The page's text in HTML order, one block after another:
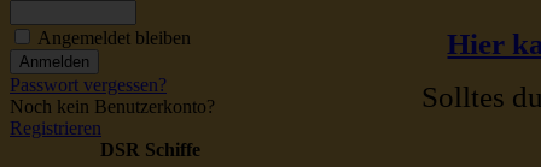
Angemeldet bleiben
Passwort vergessen?
Noch kein Benutzerkonto?
Registrieren
DSR Schiffe
Hier
Solltes